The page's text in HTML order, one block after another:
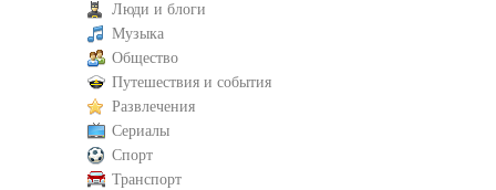
Люди и блоги
Музыка
Общество
Путешествия и события
Развлечения
Сериалы
Спорт
Транспорт